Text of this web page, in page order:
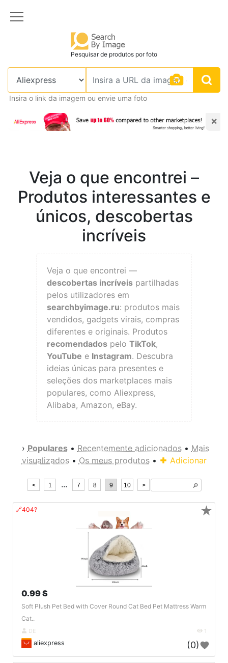
Pesquisar de produtos por foto
Insira o link da imagem ou envie uma foto
×
Veja o que encontrei –
Produtos interessantes e
únicos, descobertas
incríveis
Veja o que encontrei —
descobertas incríveis partilhadas
pelos utilizadores em
searchbyimage.ru: produtos mais
vendidos, gadgets virais, compras
diferentes e originais. Produtos
recomendados pelo TikTok,
YouTube e Instagram. Descubra
ideias únicas para presentes e
seleções dos marketplaces mais
populares, como Aliexpress,
Alibaba, Amazon, eBay.
› Populares • Recentemente adicionados • Mais
visualizados • Os meus produtos • Adicionar
< 1 ... 7 8 9 10 > 🔎︎
🔗404?
0.99 $
Soft Plush Pet Bed with Cover Round Cat Bed Pet Mattress Warm
Cat..
DE 1
aliexpress (0)
★